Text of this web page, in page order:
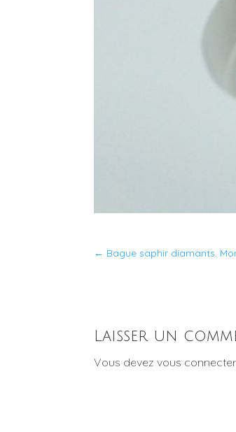
← Bague saphir diamants.
Laisser un
Vous devezvous connecter